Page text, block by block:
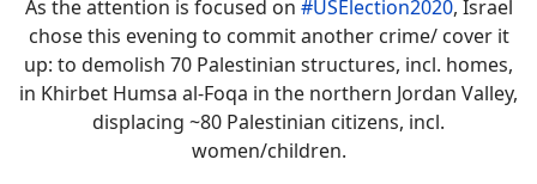
As the attention is focused on #USElection2020, Israel
chose this evening to commit another crime/ cover it
up: to demolish 70 Palestinian structures, incl. homes,
in Khirbet Humsa al-Foqa in the northern Jordan Valley,
displacing ~80 Palestinian citizens, incl.
women/children.